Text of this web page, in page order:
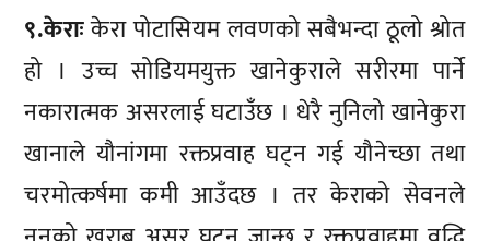
९.केराःकेरा पोटासियम लवणको सबैभन्दा ठूलो श्रोत
हो । उच्च सोडियमयुक्त खानेकुराले सरीरमा पार्ने
नकारात्मक असरलाई घटाउँछ । धेरै नुनिलो खानेकुरा
खानाले यौनांगमा रक्तप्रवाह घट्न गई यौनेच्छा तथा
चरमोत्कर्षमा कमी आउँदछ । तर केराको सेवनले